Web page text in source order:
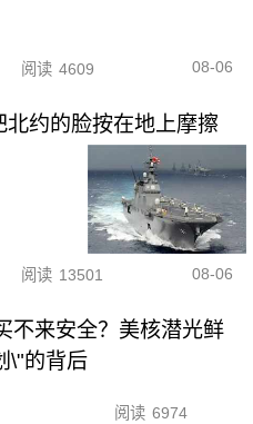
阅读 4609 08-06
约的脸按在地上摩擦
阅读 13501 08-06
不来安全？美核潜光鲜
\"的背后
阅读 6974